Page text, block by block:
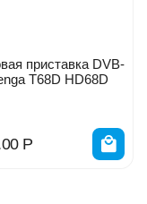
приставка DVB-
T68D HD68D
Р